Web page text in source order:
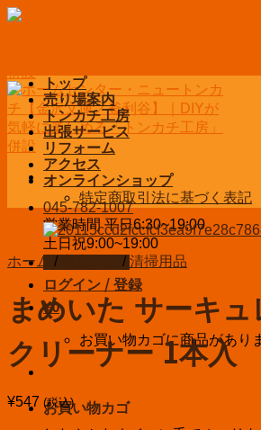
Skip
045-782-1007
営業時間 平日6:30~19:00
土日祝9:00~19:00
お問い合わせ
ログイン / 登録
¥0
お買い物カゴに商品があり
お買い物カゴ
トップ
売り場案内
トンカチ工房
出張サービス
リフォーム
アクセス
オンラインショップ
特定商取引法に基づく表記
ホーム / / 清掃用品
まめいた サーキュ
クリーナー 1本入
¥547 (税込)